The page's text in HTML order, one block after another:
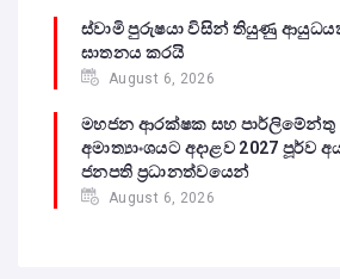
ස්වාමි පුරුෂයා විසින් තියුණු
ඝාතනය කරයි
August 6, 2026
මහජන ආරක්ෂක සහ
අමාත්‍යාංශයට අදාළව 2027 පූර්ව
ජනපති ප්‍රධානත්වයෙන්
August 6, 2026